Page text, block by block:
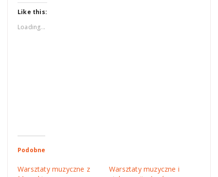
(Opens
window)
Like this:
Loading...
Podobne
Warsztaty muzyczne z
Warsztaty muzyczne i